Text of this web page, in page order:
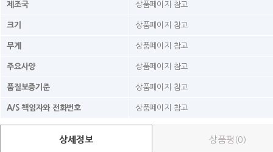
제조국 상품페이지 참고
크기 상품페이지 참고
무게 상품페이지 참고
주요사양 상품페이지 참고
품질보증기준 상품페이지 참고
A/S 책임자와 전화번호 상품페이지 참고
상세정보 상품평(0)